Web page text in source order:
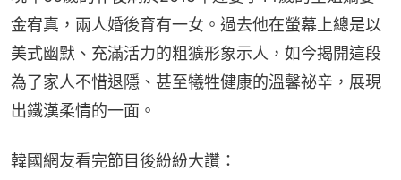
金宥真，兩人婚後育有一女。過去他在螢幕上總是以
美式幽默、充滿活力的粗獷形象示人，如今揭開這段
為了家人不惜退隱、甚至犧牲健康的溫馨祕辛，展現
出鐵漢柔情的一面。
韓國網友看完節目後紛紛大讚：